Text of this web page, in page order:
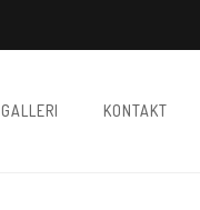
GALLERI KONTAKT